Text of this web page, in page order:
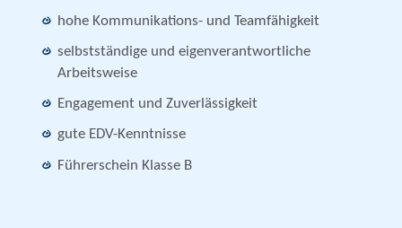
hohe Kommunikations- und Teamfähigkeit
selbstständige und eigenverantwortliche
Arbeitsweise
Engagement und Zuverlässigkeit
gute EDV-Kenntnisse
Führerschein Klasse B